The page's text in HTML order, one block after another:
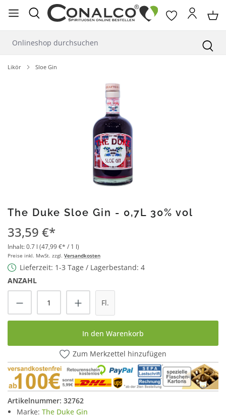
springen
Likör Sloe Gin
The Duke Sloe Gin - 0,7L 30% vol
33,59 €*
Inhalt:0.7 l (47,99 €* / 1 l)
Preise inkl. MwSt. zzgl. Versandkosten
Lieferzeit: 1-3 Tage / Lagerbestand: 4
ANZAHL
Produkt Anzahl: Gib den gewünschten
Fl.
In den Warenkorb
Zum Merkzettel hinzufügen
Artikelnummer: 32762
Marke: The Duke Gin